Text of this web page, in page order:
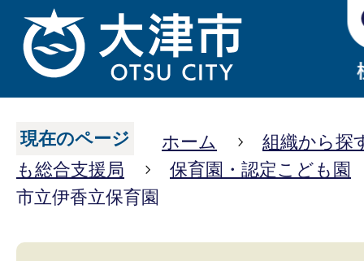
現在のページ ホーム
組織から探
も総合支援局
保育園・認定こども園
市立伊香立保育園